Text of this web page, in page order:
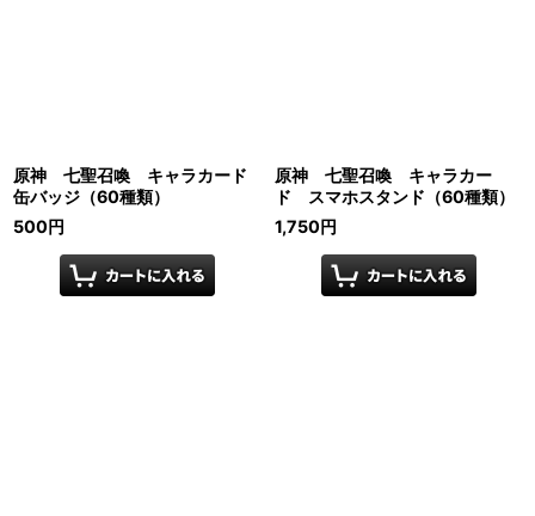
原神 七聖召喚 キャラカード
缶バッジ（60種類）
500円
原神 七聖召喚 キャラカー
ド スマホスタンド（60種類）
1,750円